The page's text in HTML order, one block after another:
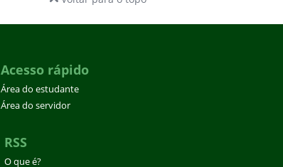
Acesso rápido
Área do estudante
Área do servidor
RSS
O que é?